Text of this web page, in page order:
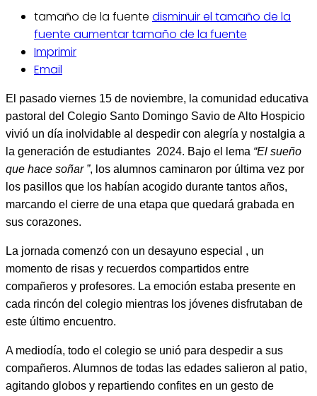
tamaño de la fuente disminuir el tamaño de la
fuente aumentar tamaño de la fuente
Imprimir
Email
El pasado viernes 15 de noviembre, la comunidad educativa
pastoral del Colegio Santo Domingo Savio de Alto Hospicio
vivió un día inolvidable al despedir con alegría y nostalgia a
la generación de estudiantes 2024. Bajo el lema “El sueño
que hace soñar ”, los alumnos caminaron por última vez por
los pasillos que los habían acogido durante tantos años,
marcando el cierre de una etapa que quedará grabada en
sus corazones.
La jornada comenzó con un desayuno especial , un
momento de risas y recuerdos compartidos entre
compañeros y profesores. La emoción estaba presente en
cada rincón del colegio mientras los jóvenes disfrutaban de
este último encuentro.
A mediodía, todo el colegio se unió para despedir a sus
compañeros. Alumnos de todas las edades salieron al patio,
agitando globos y repartiendo confites en un gesto de